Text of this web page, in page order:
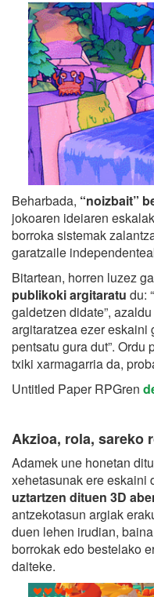
Beharbada, “noizbait”
jokoaren ideiaren
borroka sistemak
garatzaile
Bitartean, horren luzez
publikoki argitaratu du:
galdetzen didate”,
argitaratzea ezer
pentsatu gura dut”.
txiki xarmagarria da,
Untitled Paper RPGren
Akzioa, rola, sareko
Adamek une honetan
xehetasunak ere eskaini
uztartzen dituen 3D
antzekotasun argiak
duen lehen irudian,
borrokak edo bestelako
daiteke.